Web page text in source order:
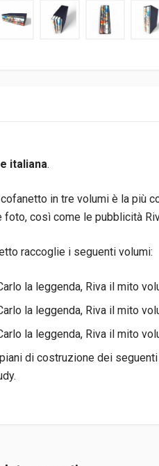
italiana.
in tre volumi è la più
foto, così come le pubblicità
raccoglie i seguenti volumi:
la leggenda, Riva il mito
la leggenda, Riva il mito
la leggenda, Riva il mito
di costruzione dei seguenti